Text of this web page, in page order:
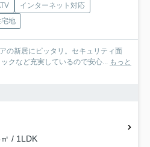
インターネット対応
地
の新居にピッタリ。セキュリティ面
クなど充実しているので安心... もっと
/ 1LDK